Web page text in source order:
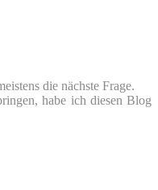
die nächste Frage.
habe ich diesen Blog